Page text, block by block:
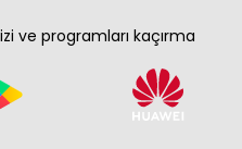
ve programları kaçırma